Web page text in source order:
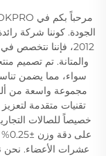
الجودة. كوننا شركة
2012، فإننا نتخصص
والمتانة. تم تصميم
سواء، مما يضمن
مجموعة واسعة من
تقنيات متقدمة
خصيصاً للصالات
عشرات الأعضاء.